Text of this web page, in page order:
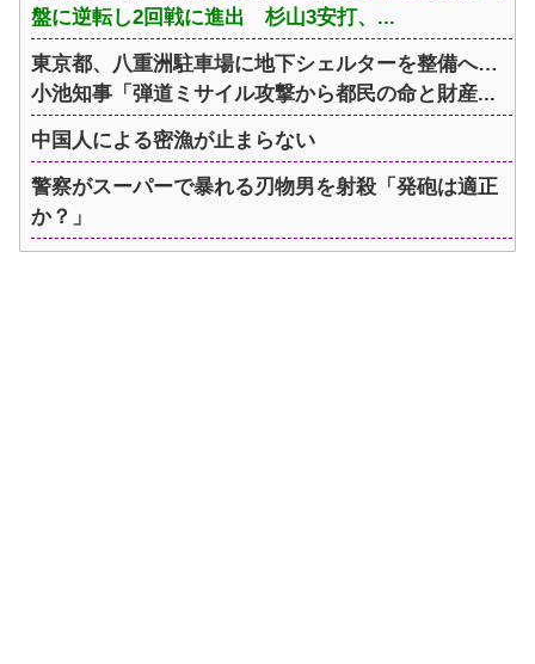
盤に逆転し2回戦に進出 杉山3安打、...
東京都、八重洲駐車場に地下シェルターを整備へ…
小池知事「弾道ミサイル攻撃から都民の命と財産...
中国人による密漁が止まらない
警察がスーパーで暴れる刃物男を射殺「発砲は適正
か？」